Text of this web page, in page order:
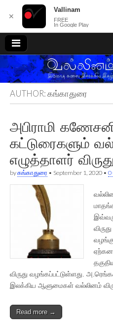
வல்லினம்
AUTHOR:கங்காதுரை
அபிராமி
கட்டுரைகளும்
எழுத்தாளர்
byகங்காதுரை • September 1, 2020 • 0
விருது வழங்கப்பட்டுள்ளது.
இலக்கிய ஆளுமைகள் வல்லினம்
Read more →
✕
Vallinam
FREE
In Google Play